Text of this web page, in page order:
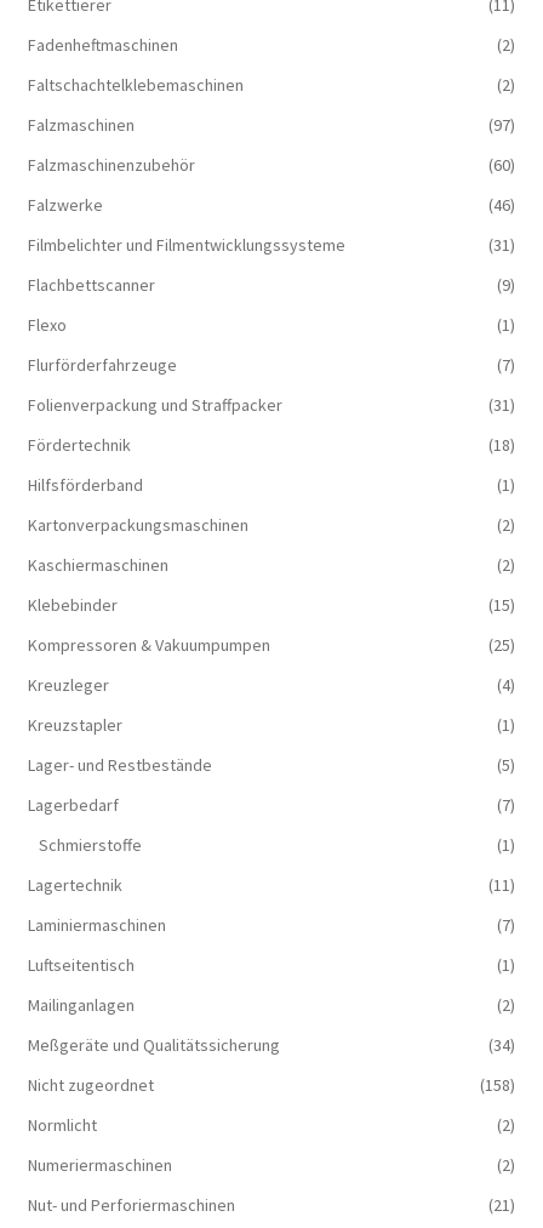
Etikettierer
(11)
Fadenheftmaschinen
(2)
Faltschachtelklebemaschinen
(2)
Falzmaschinen
(97)
Falzmaschinenzubehör
(60)
Falzwerke
(46)
Filmbelichter und Filmentwicklungssysteme
(31)
Flachbettscanner
(9)
Flexo
(1)
Flurförderfahrzeuge
(7)
Folienverpackung und Straffpacker
(31)
Fördertechnik
(18)
Hilfsförderband
(1)
Kartonverpackungsmaschinen
(2)
Kaschiermaschinen
(2)
Klebebinder
(15)
Kompressoren & Vakuum­pumpen
(25)
Kreuzleger
(4)
Kreuzstapler
(1)
Lager- und Restbestände
(5)
Lagerbedarf
(7)
Schmierstoffe
(1)
Lagertechnik
(11)
Laminiermaschinen
(7)
Luftseitentisch
(1)
Mailinganlagen
(2)
Meßgeräte und Qualitätssicherung
(34)
Nicht zugeordnet
(158)
Normlicht
(2)
Numeriermaschinen
(2)
Nut- und Perforiermaschinen
(21)